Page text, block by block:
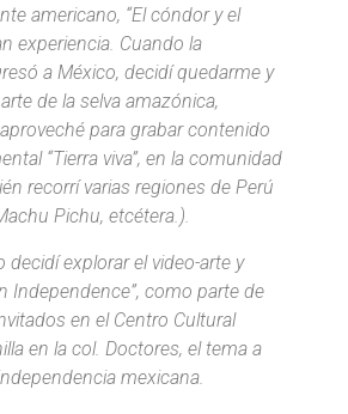
americano, “El cóndor y el
experiencia. Cuando la
a México, decidí quedarme y
de la selva amazónica,
para grabar contenido
“Tierra viva”, en la comunidad
recorrí varias regiones de Perú
Pichu, etcétera.).
decidí explorar el video-arte y
Independence”, como parte de
en el Centro Cultural
en la col. Doctores, el tema a
mexicana.